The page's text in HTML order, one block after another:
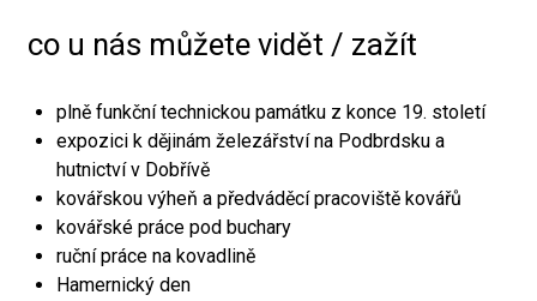
co u nás můžete vidět / zažít
plně funkční technickou památku z konce 19. století
expozici k dějinám železářství na Podbrdsku a
hutnictví v Dobřívě
kovářskou výheň a předváděcí pracoviště kovářů
kovářské práce pod buchary
ruční práce na kovadlině
Hamernický den